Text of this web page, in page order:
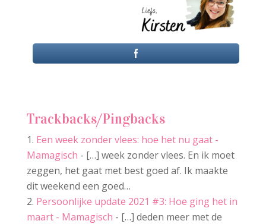
Trackbacks/Pingbacks
Een week zonder vlees: hoe het nu gaat -
Mamagisch - […] week zonder vlees. En ik moet
zeggen, het gaat met best goed af. Ik maakte
dit weekend een goed…
Persoonlijke update 2021 #3: Hoe ging het in
maart - Mamagisch - […] deden meer met de